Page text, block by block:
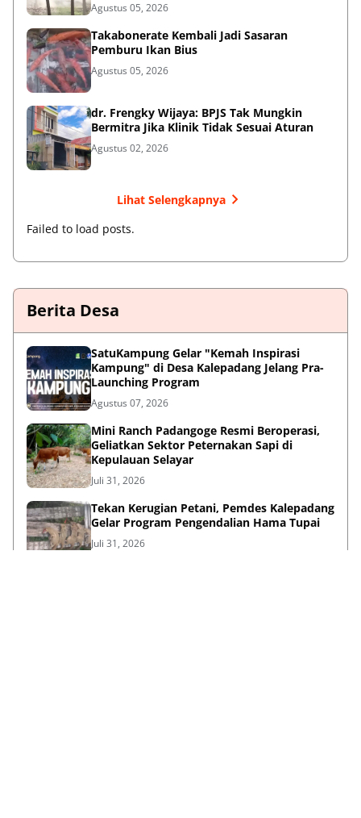
Agustus 05, 2026
Takabonerate Kembali Jadi Sasaran
Pemburu Ikan Bius
Agustus 05, 2026
dr. Frengky Wijaya: BPJS Tak Mungkin
Bermitra Jika Klinik Tidak Sesuai Aturan
Agustus 02, 2026
Lihat Selengkapnya
Failed to load posts.
Berita Desa
SatuKampung Gelar "Kemah Inspirasi
Kampung" di Desa Kalepadang Jelang Pra-
Launching Program
Agustus 07, 2026
‎Mini Ranch Padangoge Resmi Beroperasi,
Geliatkan Sektor Peternakan Sapi di
Kepulauan Selayar ‎
Juli 31, 2026
Tekan Kerugian Petani, Pemdes Kalepadang
Gelar Program Pengendalian Hama Tupai
Juli 31, 2026